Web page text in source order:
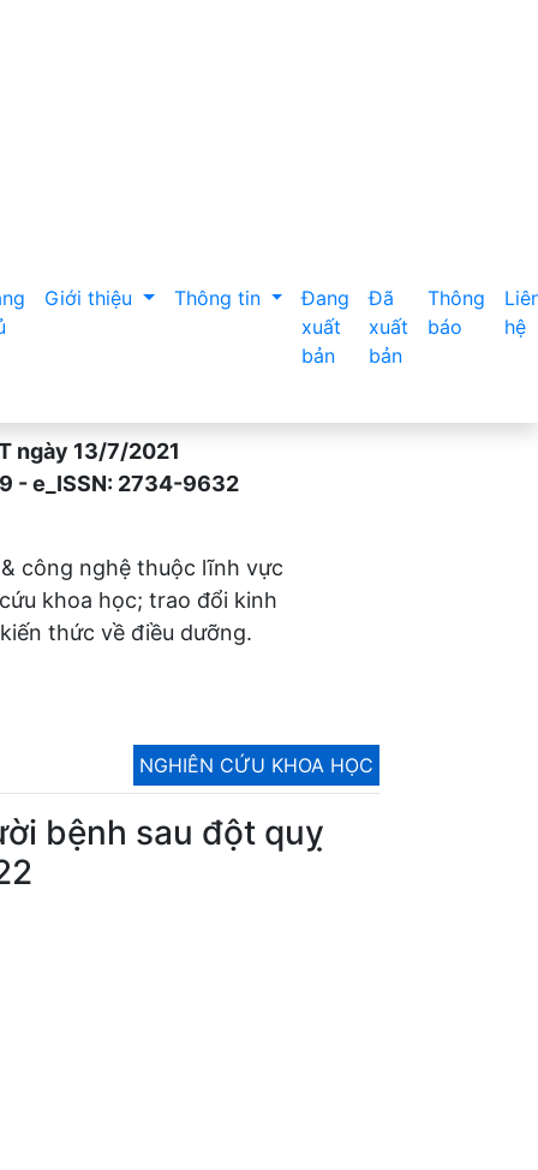
truyền tỉnh Bắc Giang năm 2022
Giới thiệu Thông tin
Đang
xuất
bản
Đã
xuất
bản
Thông
báo
hệ
13/7/2021
2734-9632
công nghệ thuộc lĩnh vực
khoa học; trao đổi kinh
thức về điều dưỡng.
NGHIÊN CỨU KHOA HỌC
bệnh sau đột quỵ